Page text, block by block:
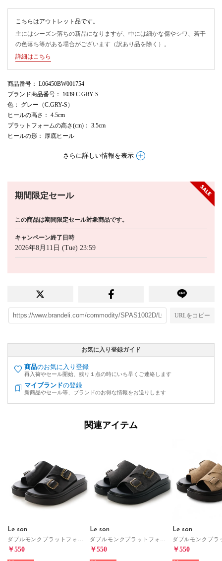
こちらはアウトレット品です。
主にはシーズン落ちの新品になりますが、中には細かな傷やシワ、若干
の色落ち等がある場合がございます（訳あり品を除く）。
詳細はこちら
商品番号 ： L06450BW001754
ブランド商品番号 ： 1039 C.GRY-S
色 ： グレー（C.GRY-S）
ヒールの高さ ： 4.5cm
プラットフォームの高さ(cm) ： 3.5cm
ヒールの形 ： 厚底ヒール
さらに詳しい情報を表示
期間限定セール
この商品は期間限定セール対象商品です。
キャンペーン終了日時
2026年8月11日 (Tue) 23:59
URLをコピー
お気に入り登録ガイド
商品のお気に入り登録
再入荷やセール開始、残り１点の時にいち早くご連絡します
マイブランドの登録
新商品やセール等、ブランドのお得な情報をお送りします
関連アイテム
Le son
￥550
Le son
￥550
Le son
￥550